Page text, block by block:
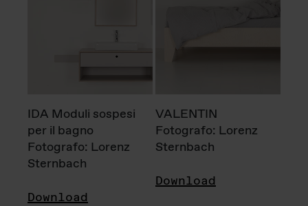
IDA Moduli sospesi
per il bagno
Fotografo: Lorenz
Sternbach
Download
VALENTIN
Fotografo: Lorenz
Sternbach
Download